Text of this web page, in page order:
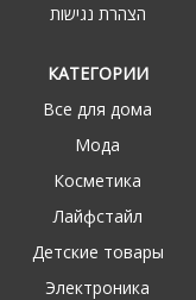
הצהרת נגישות
КАТЕГОРИИ
Все для дома
Мода
Косметика
Лайфстайл
Детские товары
Электроника